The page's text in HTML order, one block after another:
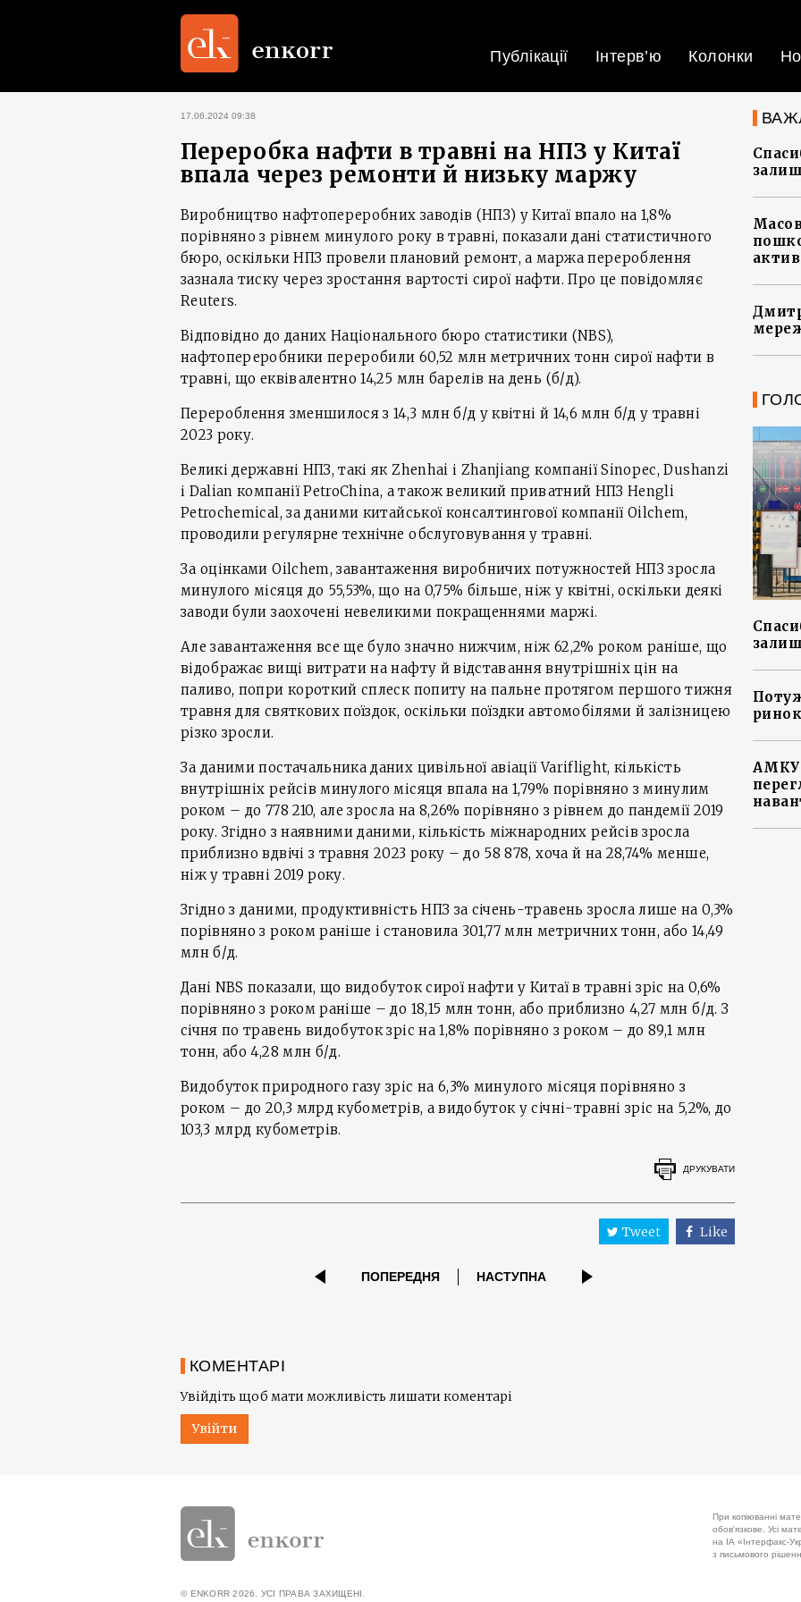
Публікації Інтерв’ю Колонки
17.06.2024 09:38
Переробка нафти в травні на НПЗ у Китаї
впала через ремонти й низьку маржу
Виробництво нафтопереробних заводів (НПЗ) у Китаї впало на 1,8%
порівняно з рівнем минулого року в травні, показали дані статистичного
бюро, оскільки НПЗ провели плановий ремонт, а маржа перероблення
зазнала тиску через зростання вартості сирої нафти. Про це повідомляє
Reuters.
Відповідно до даних Національного бюро статистики (NBS),
нафтопереробники переробили 60,52 млн метричних тонн сирої нафти в
травні, що еквівалентно 14,25 млн барелів на день (б/д).
Перероблення зменшилося з 14,3 млн б/д у квітні й 14,6 млн б/д у травні
2023 року.
Великі державні НПЗ, такі як Zhenhai і Zhanjiang компанії Sinopec, Dushanzi
і Dalian компанії PetroChina, а також великий приватний НПЗ Hengli
Petrochemical, за даними китайської консалтингової компанії Oilchem,
проводили регулярне технічне обслуговування у травні.
За оцінками Oilchem, завантаження виробничих потужностей НПЗ зросла
минулого місяця до 55,53%, що на 0,75% більше, ніж у квітні, оскільки деякі
заводи були заохочені невеликими покращеннями маржі.
Але завантаження все ще було значно нижчим, ніж 62,2% роком раніше, що
відображає вищі витрати на нафту й відставання внутрішніх цін на
паливо, попри короткий сплеск попиту на пальне протягом першого тижня
травня для святкових поїздок, оскільки поїздки автомобілями й залізницею
різко зросли.
За даними постачальника даних цивільної авіації Variflight, кількість
внутрішніх рейсів минулого місяця впала на 1,79% порівняно з минулим
роком – до 778 210, але зросла на 8,26% порівняно з рівнем до пандемії 2019
року. Згідно з наявними даними, кількість міжнародних рейсів зросла
приблизно вдвічі з травня 2023 року – до 58 878, хоча й на 28,74% менше,
ніж у травні 2019 року.
Згідно з даними, продуктивність НПЗ за січень-травень зросла лише на 0,3%
порівняно з роком раніше і становила 301,77 млн метричних тонн, або 14,49
млн б/д.
Дані NBS показали, що видобуток сирої нафти у Китаї в травні зріс на 0,6%
порівняно з роком раніше – до 18,15 млн тонн, або приблизно 4,27 млн б/д. З
січня по травень видобуток зріс на 1,8% порівняно з роком – до 89,1 млн
тонн, або 4,28 млн б/д.
Видобуток природного газу зріс на 6,3% минулого місяця порівняно з
роком – до 20,3 млрд кубометрів, а видобуток у січні-травні зріс на 5,2%, до
103,3 млрд кубометрів.
ДРУКУВАТИ
Tweet Like
ПОПЕРЕДНЯ НАСТУПНА
КОМЕНТАРІ
Увійдіть щоб мати можливість лишати коментарі
Увійти
АМКУ
При копіюванні
обов'язкове. Усі
на ІА «Інтерфакс-
з письмового
© ENKORR 2026. УСІ ПРАВА ЗАХИЩЕНІ.